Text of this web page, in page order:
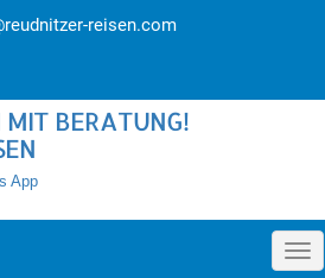
reisen.com
BERATUNG!
App
»